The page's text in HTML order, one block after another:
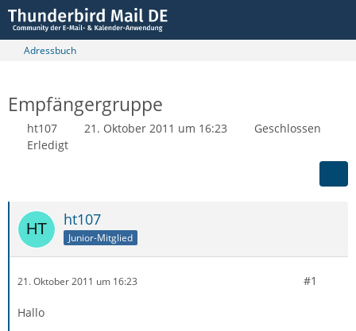
Adressbuch
Empfängergruppe
ht107 21. Oktober 2011 um 16:23
Geschlossen
Erledigt
ht107
Junior-Mitglied
21. Oktober 2011 um 16:23 #1
Hallo